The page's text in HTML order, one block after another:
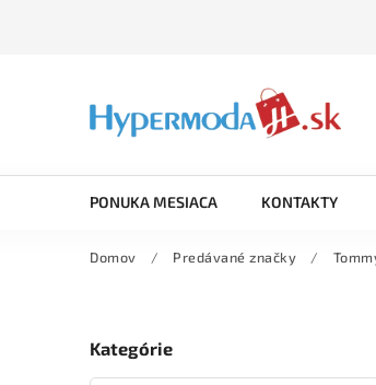
PONUKA MESIACA KONTAKTY
Domov / Predávané značky /
Kategórie